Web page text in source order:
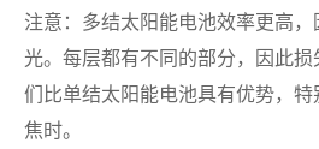
注意：多结太阳能电池效率更高
光。每层都有不同的部分，因此
们比单结太阳能电池具有优势，
焦时。